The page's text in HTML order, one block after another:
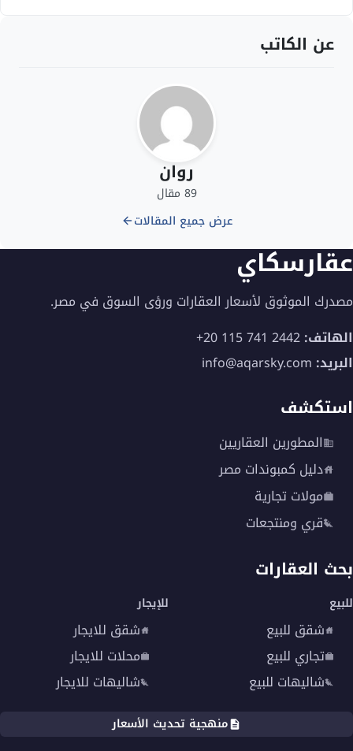
عن الكاتب
روان
89 مقال
عرض جميع المقالات
عقارسكاي
مصدرك الموثوق لأسعار العقارات ورؤى السوق في مصر.
الهاتف:+20 115 741 2442
البريد: info@aqarsky.com
استكشف
المطورين العقاريين
دليل كمبوندات مصر
مولات تجارية
قري ومنتجعات
بحث العقارات
للبيع
شقق للبيع
تجاري للبيع
شاليهات للبيع
للإيجار
شقق للايجار
محلات للايجار
شاليهات للايجار
منهجية تحديث الأسعار